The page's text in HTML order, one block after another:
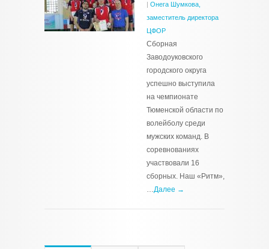
| Онега Шумкова,
заместитель директора
ЦФОР
Сборная
Заводоуковского
городского округа
успешно выступила
на чемпионате
Тюменской области по
волейболу среди
мужских команд. В
соревнованиях
участвовали 16
сборных. Наш «Ритм»,
…Далее →